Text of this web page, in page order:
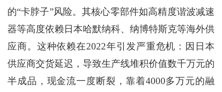
的“卡脖子”风险。其核心零部件如高精度谐波减速
器等高度依赖日本哈默纳科、纳博特斯克等海外供
应商。这种依赖在2022年引发严重危机：因日本
供应商交货延迟，导致生产线堆积价值数千万元的
半成品，现金流一度断裂，靠着4000多万元的融